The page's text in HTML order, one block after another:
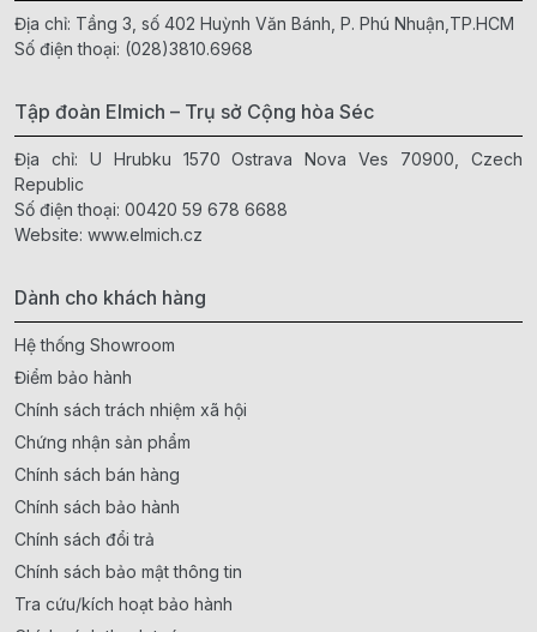
Địa chỉ: Tầng 3, số 402 Huỳnh Văn Bánh, P. Phú Nhuận,TP.HCM
Số điện thoại: (028)3810.6968
Tập đoàn Elmich – Trụ sở Cộng hòa Séc
Địa chỉ: U Hrubku 1570 Ostrava Nova Ves 70900, Czech
Republic
Số điện thoại: 00420 59 678 6688
Website: www.elmich.cz
Dành cho khách hàng
Hệ thống Showroom
Điểm bảo hành
Chính sách trách nhiệm xã hội
Chứng nhận sản phẩm
Chính sách bán hàng
Chính sách bảo hành
Chính sách đổi trả
Chính sách bảo mật thông tin
Tra cứu/kích hoạt bảo hành